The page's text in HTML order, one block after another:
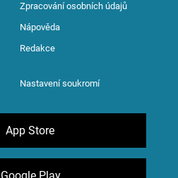
Zpracování osobních údajů
Nápověda
Redakce
Nastavení soukromí
App Store